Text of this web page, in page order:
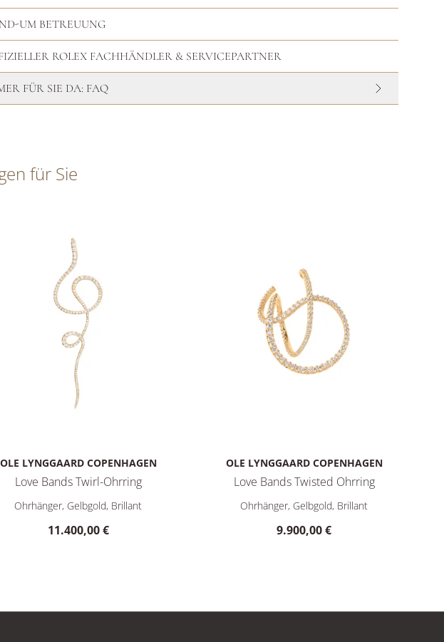
UM BETREUUNG
ROLEX FACHHÄNDLER & SERVICEPARTNER
FÜR SIE DA: FAQ
für Sie
Ref: A2599-401, Preis: 9.400,00 €
OLE LYNGGAARD COPENHAGEN
Love Bands Twirl-Ohrring
Lynggaard Copenhagen Love Bands Twirl-Ohrring, Ref: A2849-401, Preis: 11.400,00 €
Ohrhänger, Gelbgold, Brillant
11.400,00 €
OLE LYNGGAARD COPENHAGEN
Love Bands Twisted Ohrring
Ole Lynggaard Copenhagen Love Bands
Ohrhänger, Gelbgold, Brillant
9.900,00 €